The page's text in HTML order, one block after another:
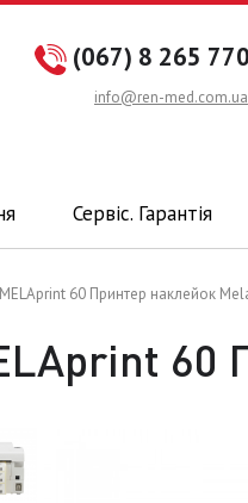
(067) 8 265 770
info@ren-med.com.ua
Сервіс. Гарантія
MELAprint 60 Принтер наклейок
60